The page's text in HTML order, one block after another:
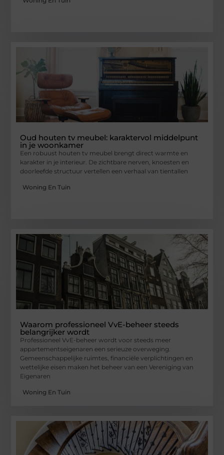
Oud houten tv meubel: karaktervol middelpunt
in je woonkamer
Een robuust houten tv meubel brengt direct warmte en
karakter in je interieur. De zichtbare nerven, knoesten en
doorleefde structuur vertellen een verhaal van tientallen
Woning En Tuin
Waarom professioneel VvE-beheer steeds
belangrijker wordt
Professioneel VvE-beheer wordt voor steeds meer
appartementseigenaren een serieuze overweging.
Gemeenschappelijke ruimtes, financiële verplichtingen en
wettelijke eisen maken het beheer van een Vereniging van
Eigenaren
Woning En Tuin